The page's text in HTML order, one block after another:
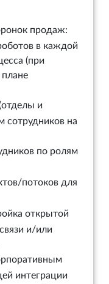
продаж:
в каждой
(при
и
сотрудников на
по ролям
потоков для
открытой
и/или
интеграции